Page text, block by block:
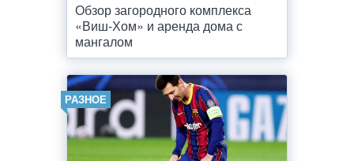
Обзор загородного комплекса
«Виш-Хом» и аренда дома с
мангалом
РАЗНОЕ